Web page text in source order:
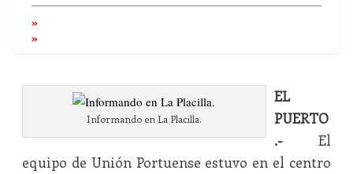
Informando en La Placilla.
EL
PUERTO
.-El
equipo de Unión Portuense estuvo en el centro